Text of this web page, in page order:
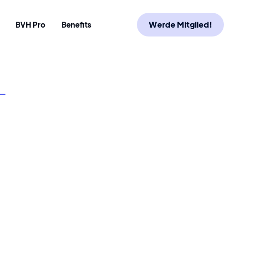
BVH Pro Benefits Werde Mitglied!